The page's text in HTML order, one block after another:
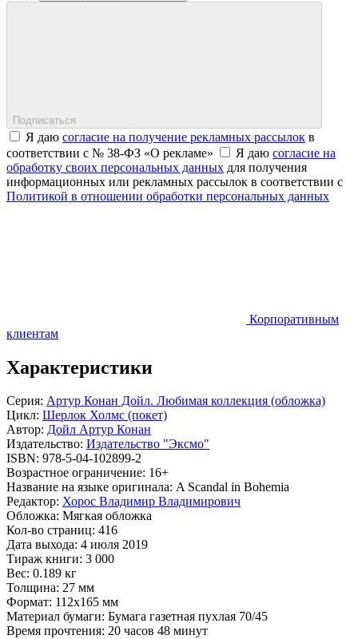
Подписаться
Я даю согласие на получение рекламных рассылок в
соответствии с № 38-ФЗ «О рекламе»
Я даю согласие на
обработку своих персональных данных для получения
информационных или рекламных рассылок в соответствии с
Политикой в отношении обработки персональных данных
Корпоративным
клиентам
Характеристики
Серия: Артур Конан Дойл. Любимая коллекция (обложка)
Цикл: Шерлок Холмс (покет)
Автор: Дойл Артур Конан
Издательство: Издательство "Эксмо"
ISBN: 978-5-04-102899-2
Возрастное ограничение: 16+
Название на языке оригинала: A Scandal in Bohemia
Редактор: Хорос Владимир Владимирович
Обложка: Мягкая обложка
Кол-во страниц: 416
Дата выхода: 4 июля 2019
Тираж книги: 3 000
Вес: 0.189 кг
Толщина: 27 мм
Формат: 112x165 мм
Материал бумаги: Бумага газетная пухлая 70/45
Время прочтения: 20 часов 48 минут